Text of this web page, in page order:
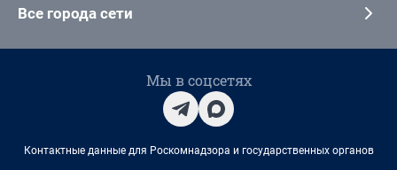
Все города сети
Мы в соцсетях
Контактные данные для Роскомнадзора и государственных органов